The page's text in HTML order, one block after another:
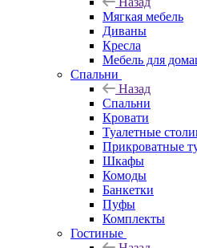
Мягкая мебель
Диваны
Кресла
Мебель для
Спальни
Назад
Спальни
Кровати
Туалетные
Прикроватные
Шкафы
Комоды
Банкетки
Пуфы
Комплекты
Гостиные